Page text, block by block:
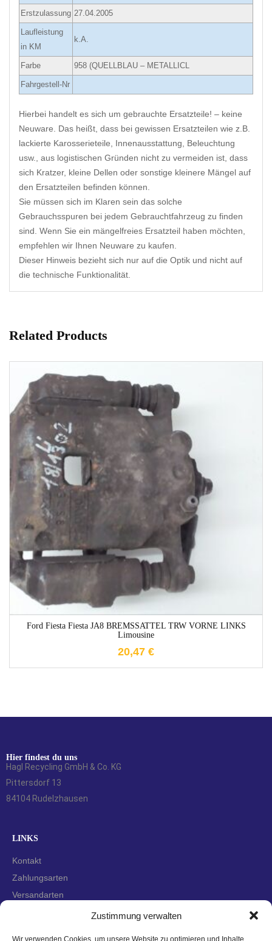
Zustimmung verwalten
Wir verwenden Cookies, um unsere Website zu optimieren und Inhalte
Erstzulassung 27.04.2005
Laufleistung
in KM
k.A.
Farbe 958 (QUELLBLAU – METALLICL
Fahrgestell-Nr
Hierbei handelt es sich um gebrauchte Ersatzteile! – keine
Neuware. Das heißt, dass bei gewissen Ersatzteilen wie z.B.
lackierte Karosserieteile, Innenausstattung, Beleuchtung
usw., aus logistischen Gründen nicht zu vermeiden ist, dass
sich Kratzer, kleine Dellen oder sonstige kleinere Mängel auf
den Ersatzteilen befinden können.
Sie müssen sich im Klaren sein das solche
Gebrauchsspuren bei jedem Gebrauchtfahrzeug zu finden
sind. Wenn Sie ein mängelfreies Ersatzteil haben möchten,
empfehlen wir Ihnen Neuware zu kaufen.
Dieser Hinweis bezieht sich nur auf die Optik und nicht auf
die technische Funktionalität.
Related Products
Ford Fiesta Fiesta JA8 BREMSSATTEL TRW VORNE LINKS
Limousine
20,47 €
Hier findest du uns
Hagl Recycling GmbH & Co. KG
Pittersdorf 13
84104 Rudelzhausen
LINKS
Kontakt
Zahlungsarten
Versandarten